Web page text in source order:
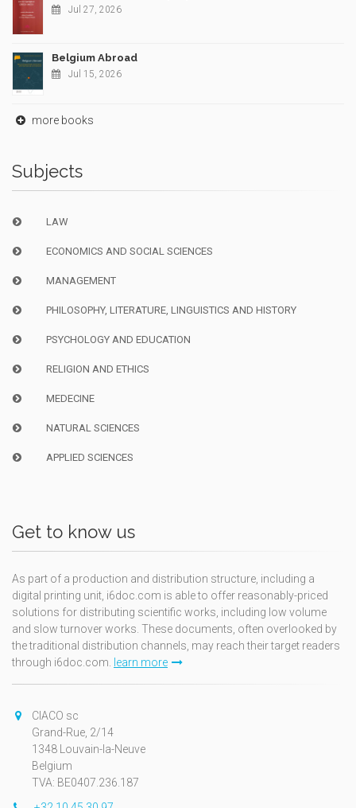
Jul 27, 2026
Belgium Abroad
Jul 15, 2026
more books
Subjects
LAW
ECONOMICS AND SOCIAL SCIENCES
MANAGEMENT
PHILOSOPHY, LITERATURE, LINGUISTICS AND HISTORY
PSYCHOLOGY AND EDUCATION
RELIGION AND ETHICS
MEDECINE
NATURAL SCIENCES
APPLIED SCIENCES
Get to know us
As part of a production and distribution structure, including a
digital printing unit, i6doc.com is able to offer reasonably-priced
solutions for distributing scientific works, including low volume
and slow turnover works. These documents, often overlooked by
the traditional distribution channels, may reach their target readers
through i6doc.com.
learn more
CIACO sc
Grand-Rue, 2/14
1348 Louvain-la-Neuve
Belgium
TVA: BE0407.236.187